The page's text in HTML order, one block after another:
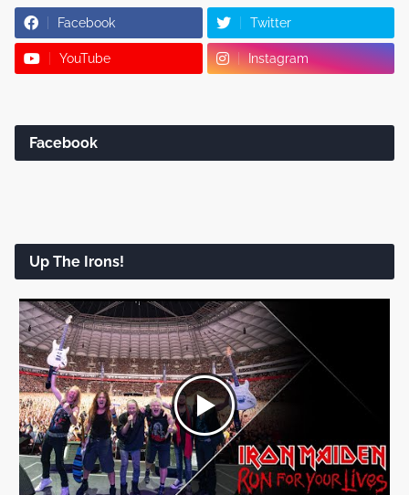
Facebook Twitter
YouTube Instagram
Facebook
Up The Irons!